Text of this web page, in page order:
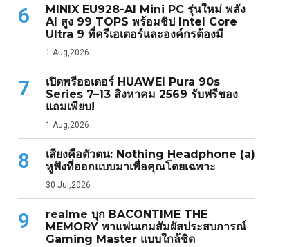
6
MINIX EU928-AI Mini PC รุ่นใหม่ พลัง
AI สูง 99 TOPS พร้อมชิป Intel Core
Ultra 9 ที่ครีเอเตอร์และองค์กรต้องมี
1 Aug,2026
7
เปิดพรีออเดอร์ HUAWEI Pura 90s
Series 7–13 สิงหาคม 2569 รับฟรีของ
แถมเพียบ!
1 Aug,2026
8
เสียงคือตัวตน: Nothing Headphone (a)
หูฟังที่ออกแบบมาเพื่อคุณโดยเฉพาะ
30 Jul,2026
9
realme บุก BACONTIME THE
MEMORY พาแฟนเกมสัมผัสประสบการณ์
Gaming Master แบบใกล้ชิด